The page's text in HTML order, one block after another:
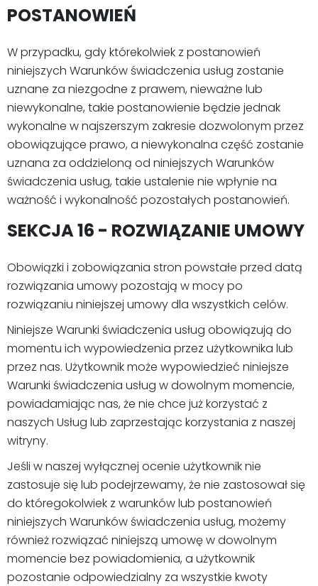
POSTANOWIEŃ
W przypadku, gdy którekolwiek z postanowień
niniejszych Warunków świadczenia usług zostanie
uznane za niezgodne z prawem, nieważne lub
niewykonalne, takie postanowienie będzie jednak
wykonalne w najszerszym zakresie dozwolonym przez
obowiązujące prawo, a niewykonalna część zostanie
uznana za oddzieloną od niniejszych Warunków
świadczenia usług, takie ustalenie nie wpłynie na
ważność i wykonalność pozostałych postanowień.
SEKCJA 16 - ROZWIĄZANIE UMOWY
Obowiązki i zobowiązania stron powstałe przed datą
rozwiązania umowy pozostają w mocy po
rozwiązaniu niniejszej umowy dla wszystkich celów.
Niniejsze Warunki świadczenia usług obowiązują do
momentu ich wypowiedzenia przez użytkownika lub
przez nas. Użytkownik może wypowiedzieć niniejsze
Warunki świadczenia usług w dowolnym momencie,
powiadamiając nas, że nie chce już korzystać z
naszych Usług lub zaprzestając korzystania z naszej
witryny.
Jeśli w naszej wyłącznej ocenie użytkownik nie
zastosuje się lub podejrzewamy, że nie zastosował się
do któregokolwiek z warunków lub postanowień
niniejszych Warunków świadczenia usług, możemy
również rozwiązać niniejszą umowę w dowolnym
momencie bez powiadomienia, a użytkownik
pozostanie odpowiedzialny za wszystkie kwoty